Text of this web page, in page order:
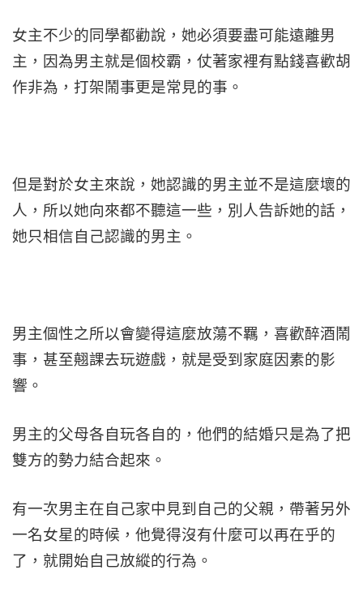
女主不少的同學都勸說，她必須要盡可能遠離男
主，因為男主就是個校霸，仗著家裡有點錢喜歡胡
作非為，打架鬧事更是常見的事。
但是對於女主來說，她認識的男主並不是這麼壞的
人，所以她向來都不聽這一些，別人告訴她的話，
她只相信自己認識的男主。
男主個性之所以會變得這麼放蕩不羈，喜歡醉酒鬧
事，甚至翹課去玩遊戲，就是受到家庭因素的影
響。
男主的父母各自玩各自的，他們的結婚只是為了把
雙方的勢力結合起來。
有一次男主在自己家中見到自己的父親，帶著另外
一名女星的時候，他覺得沒有什麼可以再在乎的
了，就開始自己放縱的行為。